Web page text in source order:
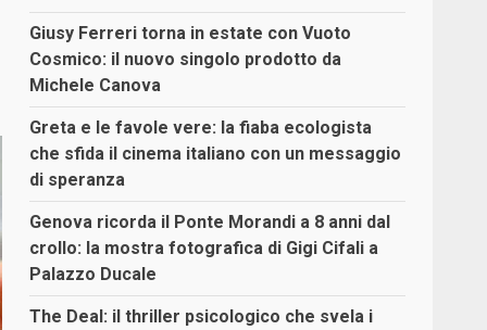
Giusy Ferreri torna in estate con Vuoto
Cosmico: il nuovo singolo prodotto da
Michele Canova
Greta e le favole vere: la fiaba ecologista
che sfida il cinema italiano con un messaggio
di speranza
Genova ricorda il Ponte Morandi a 8 anni dal
crollo: la mostra fotografica di Gigi Cifali a
Palazzo Ducale
The Deal: il thriller psicologico che svela i